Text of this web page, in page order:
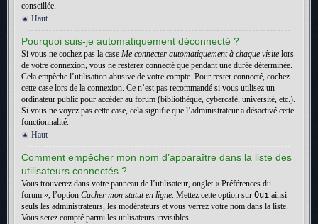
conseillée.
Haut
Pourquoi suis-je automatiquement déconnecté ?
Si vous ne cochez pas la case Me connecter automatiquement à chaque visite lors
de votre connexion, vous ne resterez connecté que pendant une durée déterminée.
Cela empêche l’utilisation abusive de votre compte. Pour rester connecté, cochez
cette case lors de la connexion. Ce n’est pas recommandé si vous utilisez un
ordinateur public pour accéder au forum (bibliothèque, cybercafé, université, etc.).
Si vous ne voyez pas cette case, cela signifie que l’administrateur a désactivé cette
fonctionnalité.
Haut
Comment empêcher mon nom d’apparaître dans la liste des
utilisateurs connectés ?
Vous trouverez dans votre panneau de l’utilisateur, onglet « Préférences du
forum », l’option Cacher mon statut en ligne. Mettez cette option sur Oui ainsi
seuls les administrateurs, les modérateurs et vous verrez votre nom dans la liste.
Vous serez compté parmi les utilisateurs invisibles.